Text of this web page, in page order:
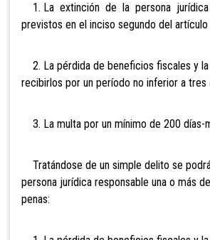
1. La extinción de la persona
previstos en el inciso segundo del artículo
2. La pérdida de beneficios fiscales y
recibirlos por un período no inferior a tres
3. La multa por un mínimo de 200 días-
Tratándose de un simple delito se
persona jurídica responsable una o más
penas: